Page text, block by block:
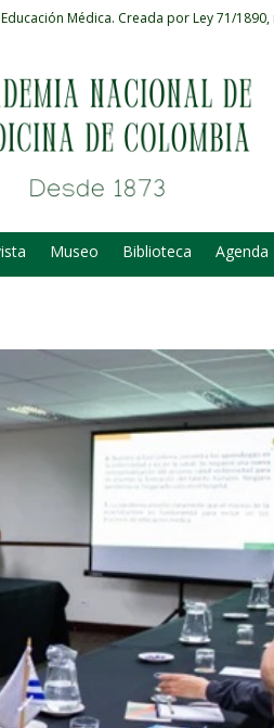
Médica. Creada por Ley 71/
Museo Biblioteca Agenda